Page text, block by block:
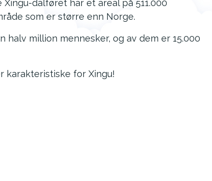
dalføret har et areal på 511.000
som er større enn Norge.
million mennesker, og av dem er 15.000
karakteristiske for Xingu!